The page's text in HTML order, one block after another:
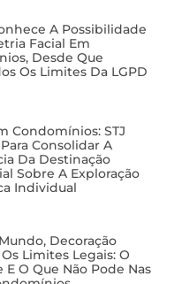
A Possibilidade
Facial Em
Desde Que
Os Limites Da LGPD
Condomínios: STJ
Consolidar A
Da Destinação
Sobre A Exploração
Individual
Decoração
Limites Legais: O
E O Que Não Pode Nas